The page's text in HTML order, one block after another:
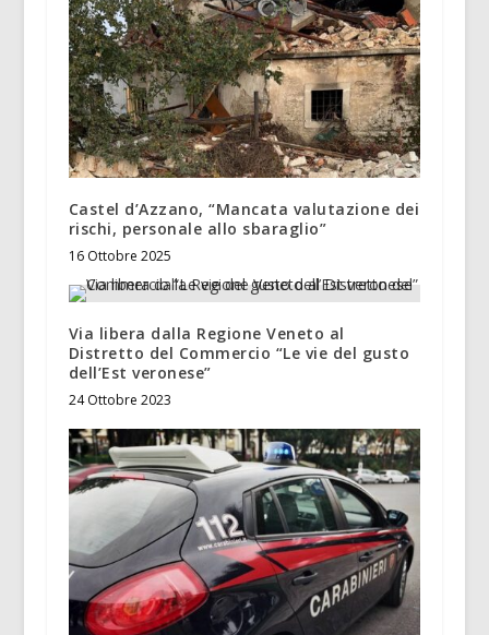
Castel d’Azzano, “Mancata valutazione dei
rischi, personale allo sbaraglio”
16 Ottobre 2025
Via libera dalla Regione Veneto al
Distretto del Commercio “Le vie del gusto
dell’Est veronese”
24 Ottobre 2023